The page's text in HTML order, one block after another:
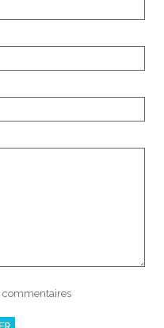
commentaires